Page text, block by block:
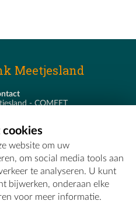
Meetjesland
- COMEET
75 96
cookies
website om uw
om social media tools aan
te analyseren. U kunt
bijwerken, onderaan elke
voor meer informatie.